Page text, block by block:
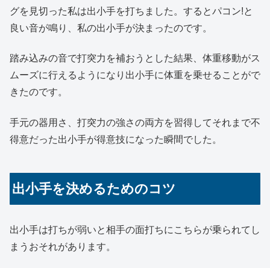
グを見切った私は出小手を打ちました。するとパコン!と
良い音が鳴り、私の出小手が決まったのです。
踏み込みの音で打突力を補おうとした結果、体重移動がス
ムーズに行えるようになり出小手に体重を乗せることがで
きたのです。
手元の器用さ、打突力の強さの両方を習得してそれまで不
得意だった出小手が得意技になった瞬間でした。
出小手を決めるためのコツ
出小手は打ちが弱いと相手の面打ちにこちらが乗られてし
まうおそれがあります。